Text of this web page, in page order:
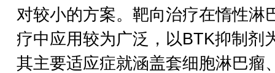
对较小的方案。靶向治疗在惰性淋
疗中应用较为广泛，以BTK抑制剂
其主要适应症就涵盖套细胞淋巴瘤